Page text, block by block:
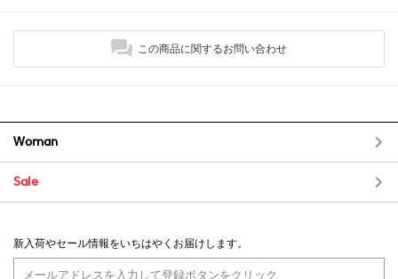
この商品に関するお問い合わせ
Woman
Sale
新入荷やセール情報をいちはやくお届けします。